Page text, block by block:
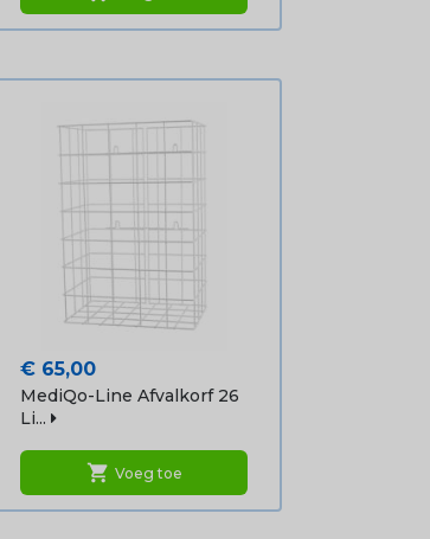
Prijs
€ 65,00
MediQo-Line Afvalkorf 26
Li...
shopping_cart Voeg toe